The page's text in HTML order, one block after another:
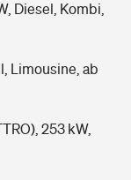
Diesel, Kombi,
Limousine, ab
253 kW,